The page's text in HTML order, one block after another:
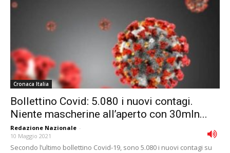
Cronaca Italia
Bollettino Covid: 5.080 i nuovi contagi.
Niente mascherine all’aperto con 30mln...
Redazione Nazionale -
10 Maggio 2021
Secondo l’ultimo bollettino Covid-19, sono 5.080 i nuovi contagi su